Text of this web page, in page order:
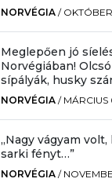
NORVÉGIA /
Meglepően jó
Norvégiában!
sípályák, husky
NORVÉGIA / MÁRCIUS
„Nagy vágyam
sarki fényt…”
NORVÉGIA /